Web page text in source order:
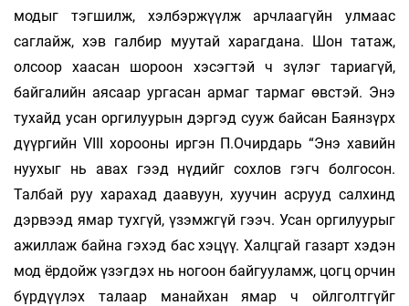
модыг тэгшилж, хэлбэржүүлж арчлаагүйн улмаас
саглайж, хэв галбир муутай харагдана. Шон татаж,
олсоор хаасан шороон хэсэгтэй ч зүлэг тариагүй,
байгалийн аясаар ургасан армаг тармаг өвстэй. Энэ
тухайд усан оргилуурын дэргэд сууж байсан Баянзүрх
дүүргийн VIII хорооны иргэн П.Очирдарь “Энэ хавийн
нуухыг нь авах гээд нүдийг сохлов гэгч болгосон.
Талбай руу харахад даавуун, хуучин асрууд салхинд
дэрвээд ямар тухгүй, үзэмжгүй гээч. Усан оргилуурыг
ажиллаж байна гэхэд бас хэцүү. Халцгай газарт хэдэн
мод ёрдойж үзэгдэх нь ногоон байгууламж, цогц орчин
бүрдүүлэх талаар манайхан ямар ч ойлголтгүйг